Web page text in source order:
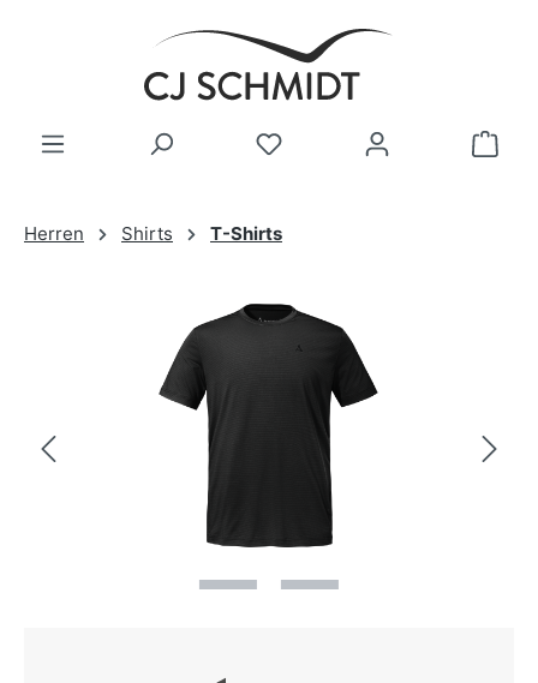
Zum Hauptinhalt springen
Herren Shirts T-Shirts
Bildergalerie überspringen